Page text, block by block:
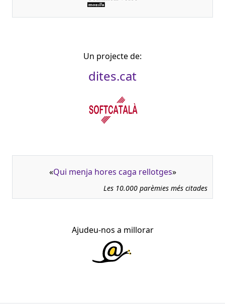
Un projecte de:
dites.cat
«Qui menja hores caga rellotges»
Les 10.000 parèmies més citades
Ajudeu-nos a millorar